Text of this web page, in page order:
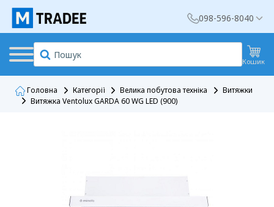
098-596-8040
Кошик
Головна Категорії Велика побутова техніка
Витяжки
Витяжка Ventolux GARDA 60 WG LED (900)